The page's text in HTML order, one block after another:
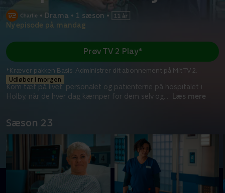
• Drama • 1 sæson •
Ny episode på mandag
Udløber i morgen
Kom tæt på livet, personalet og patienterne på hospitalet i
Holby, når de hver dag kæmper for dem selv og
Læs mere
Prøv TV 2 Play*
*Kræver pakken Basis. Administrer dit abonnement på Mit TV 2.
Sæson 23